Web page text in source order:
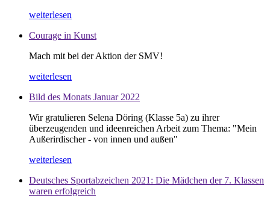
weiterlesen
Courage in Kunst
Mach mit bei der Aktion der SMV!
weiterlesen
Bild des Monats Januar 2022
Wir gratulieren Selena Döring (Klasse 5a) zu ihrer
überzeugenden und ideenreichen Arbeit zum Thema: "Mein
Außerirdischer - von innen und außen"
weiterlesen
Deutsches Sportabzeichen 2021: Die Mädchen der 7. Klassen
waren erfolgreich